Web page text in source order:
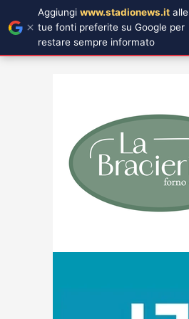
Aggiungi www.stadionews.it alle
tue fonti preferite su Google per
restare sempre informato